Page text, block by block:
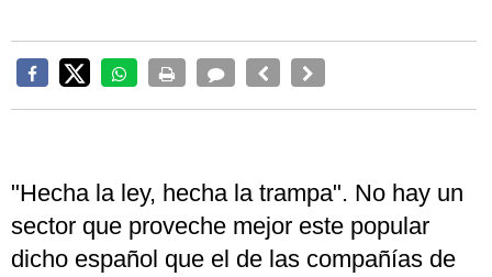
"Hecha la ley, hecha la trampa". No hay un
sector que proveche mejor este popular
dicho español que el de las compañías de